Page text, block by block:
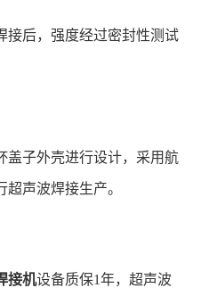
接后，强度经过密封性测试
盖子外壳进行设计，采用航
声波焊接生产。
接机设备质保1年，超声波